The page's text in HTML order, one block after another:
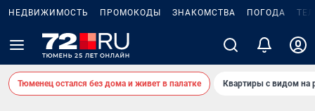
НЕДВИЖИМОСТЬ ПРОМОКОДЫ ЗНАКОМСТВА ПОГОДА
Тюменец остался без дома и живет в палатке Квартиры с видом на